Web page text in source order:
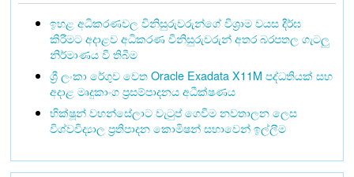
ඉහළ අධිකරණවල විනිසුරුවරුන්ගේ විශ්‍රාම වයස දීර්ඝ
කිරීමට අදාළව අධිකරණ විනිසුරුවරුන් අතර බරපතල ගැටලු
නිර්මාණය වී තිබීම
ශ්‍රී ලංකා රේගුව වෙත Oracle Exadata X11M පද්ධතියක් සහ
අදාළ මෘදුකාංග ප්‍රසම්පාදනය අධීක්ෂණය
භික්ෂූන් වහන්සේලාට වැටුප් ගෙවීම නවතාලන ලෙස
විශ්වවිද්‍යාල ප්‍රතිපාදන කොමිෂන් සභාවෙන් ඉල්ලීම